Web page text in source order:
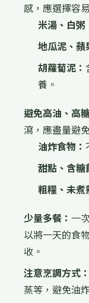
感，應選擇容
米湯、白粥
地瓜泥、蘋
胡蘿蔔泥：
養。
避免高油、高
瀉，應盡量避
油炸食物：
甜點、含糖
粗糧、未煮
少量多餐： 一
以將一天的食
收。
注意烹調方式：
蒸等，避免油